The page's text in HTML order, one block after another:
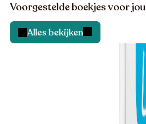
Voorgestelde boekjes voor jou
Alles bekijken